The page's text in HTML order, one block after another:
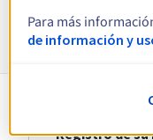
Registro de
Para más
de información y